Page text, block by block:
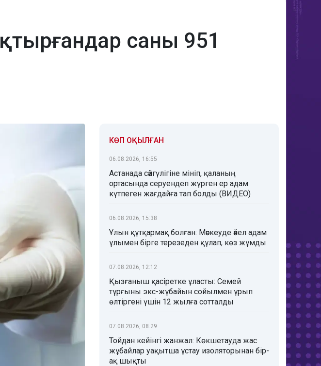
саны 951
КӨП ОҚЫЛҒАН
06.08.2026, 16:55
Астанада сәйгүлігіне мініп, қаланың
ортасында серуендеп жүрген ер адам
күтпеген жағдайға тап болды (ВИДЕО)
06.08.2026, 15:38
Ұлын құтқармақ болған: Мәскеуде әйел адам
ұлымен бірге терезеден құлап, көз жұмды
07.08.2026, 12:12
Қызғаныш қасіретке ұласты: Семей
тұрғыны экс-жұбайын сойылмен ұрып
өлтіргені үшін 12 жылға сотталды
07.08.2026, 08:29
Тойдан кейінгі жанжал: Көкшетауда жас
жұбайлар уақытша ұстау изоляторынан бір-
ақ шықты